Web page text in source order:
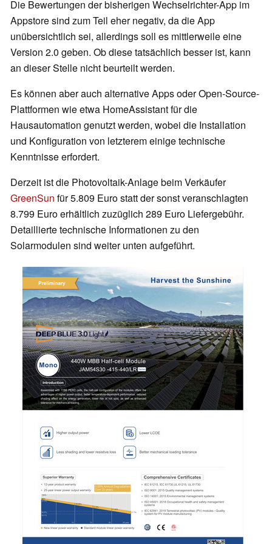
Die Bewertungen der bisherigen Wechselrichter-App im
Appstore sind zum Teil eher negativ, da die App
unübersichtlich sei, allerdings soll es mittlerweile eine
Version 2.0 geben. Ob diese tatsächlich besser ist, kann
an dieser Stelle nicht beurteilt werden.
Es können aber auch alternative Apps oder Open-Source-
Plattformen wie etwa HomeAssistant für die
Hausautomation genutzt werden, wobei die Installation
und Konfiguration von letzterem einige technische
Kenntnisse erfordert.
Derzeit ist die Photovoltaik-Anlage beim Verkäufer
GreenSun für 5.809 Euro statt der sonst veranschlagten
8.799 Euro erhältlich zuzüglich 289 Euro Liefergebühr.
Detaillierte technische Informationen zu den
Solarmodulen sind weiter unten aufgeführt.